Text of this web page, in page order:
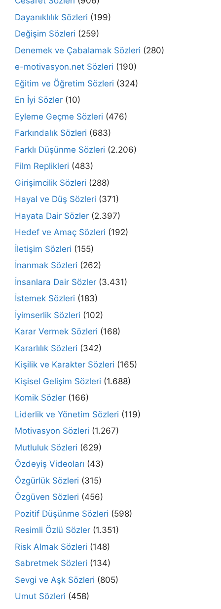
Dayanıklılık Sözleri (199)
Değişim Sözleri (259)
Denemek ve Çabalamak Sözleri (280)
e-motivasyon.net Sözleri (190)
Eğitim ve Öğretim Sözleri (324)
En İyi Sözler (10)
Eyleme Geçme Sözleri (476)
Farkındalık Sözleri (683)
Farklı Düşünme Sözleri (2.206)
Film Replikleri (483)
Girişimcilik Sözleri (288)
Hayal ve Düş Sözleri (371)
Hayata Dair Sözler (2.397)
Hedef ve Amaç Sözleri (192)
İletişim Sözleri (155)
İnanmak Sözleri (262)
İnsanlara Dair Sözler (3.431)
İstemek Sözleri (183)
İyimserlik Sözleri (102)
Karar Vermek Sözleri (168)
Kararlılık Sözleri (342)
Kişilik ve Karakter Sözleri (165)
Kişisel Gelişim Sözleri (1.688)
Komik Sözler (166)
Liderlik ve Yönetim Sözleri (119)
Motivasyon Sözleri (1.267)
Mutluluk Sözleri (629)
Özdeyiş Videoları (43)
Özgürlük Sözleri (315)
Özgüven Sözleri (456)
Pozitif Düşünme Sözleri (598)
Resimli Özlü Sözler (1.351)
Risk Almak Sözleri (148)
Sabretmek Sözleri (134)
Sevgi ve Aşk Sözleri (805)
Umut Sözleri (458)